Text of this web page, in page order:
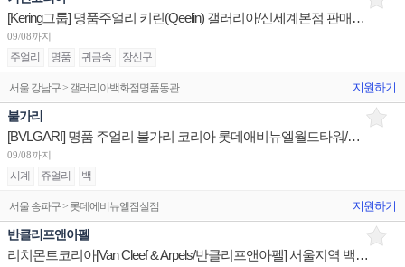
[Kering그룹] 명품주얼리 키린(Qeelin) 갤러리아/신세계본점 판매사원 채용
09/08까지
주얼리 명품 귀금속 장신구
서울 강남구 > 갤러리아백화점명품동관 지원하기
불가리
[BVLGARI] 명품 주얼리 불가리 코리아 롯데애비뉴엘월드타워/현대판교/신세계센텀 부점장 채용
09/08까지
시계 쥬얼리 백
서울 송파구 > 롯데에비뉴엘잠실점 지원하기
반클리프앤아펠
리치몬트코리아[Van Cleef & Arpels/반클리프앤아펠] 서울지역 백화점 세일즈 어시스던트 채용